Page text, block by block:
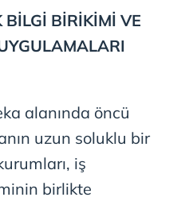
BİRİKİMİ VE
alanında öncü
uzun soluklu bir
iş
birlikte